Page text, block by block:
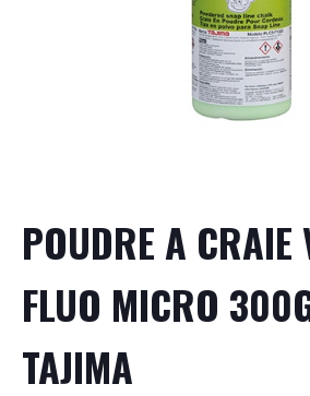
POUDRE A CRAIE
FLUO MICRO
TAJIMA